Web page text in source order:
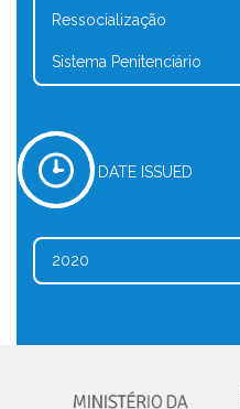
Ressocialização
Sistema Penitenciário
DATE ISSUED
2020